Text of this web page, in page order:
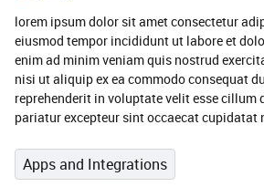
lorem ipsum dolor sit amet consectetur
eiusmod tempor incididunt ut labore et
enim ad minim veniam quis nostrud
nisi ut aliquip ex ea commodo consequat
reprehenderit in voluptate velit esse cillum
pariatur excepteur sint occaecat cupidatat
Apps and Integrations